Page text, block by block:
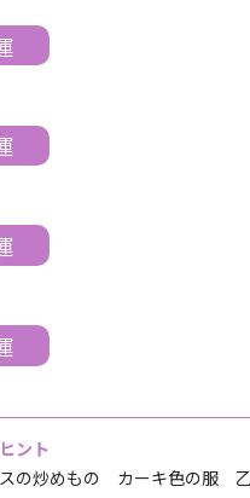
ント
の炒めもの カーキ色の服